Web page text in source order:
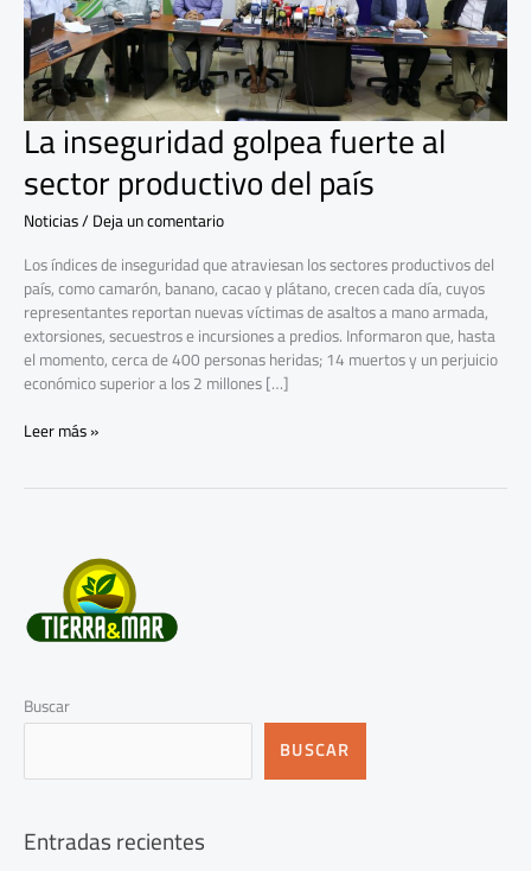
La inseguridad golpea fuerte al
sector productivo del país
Noticias/Deja un comentario
Los índices de inseguridad que atraviesan los sectores productivos del
país, como camarón, banano, cacao y plátano, crecen cada día, cuyos
representantes reportan nuevas víctimas de asaltos a mano armada,
extorsiones, secuestros e incursiones a predios. Informaron que, hasta
el momento, cerca de 400 personas heridas; 14 muertos y un perjuicio
económico superior a los 2 millones […]
del
país
Leer más »
Buscar
BUSCAR
Entradas recientes